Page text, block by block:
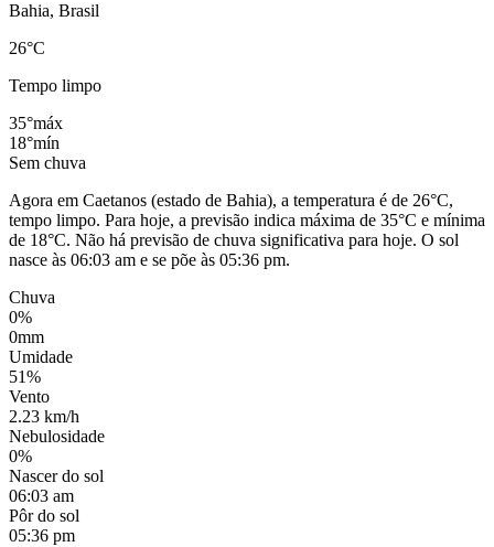
Bahia, Brasil
26°C
Tempo limpo
35°máx
18°mín
Sem chuva
Agora em Caetanos (estado de Bahia), a temperatura é de 26°C,
tempo limpo. Para hoje, a previsão indica máxima de 35°C e mínima
de 18°C. Não há previsão de chuva significativa para hoje. O sol
nasce às 06:03 am e se põe às 05:36 pm.
Chuva
0%
0mm
Umidade
51%
Vento
2.23 km/h
Nebulosidade
0%
Nascer do sol
06:03 am
Pôr do sol
05:36 pm